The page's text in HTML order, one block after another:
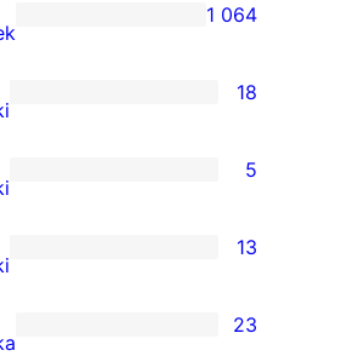
1 064
18
5
13
23